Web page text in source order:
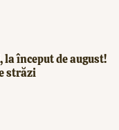
început de august!
străzi